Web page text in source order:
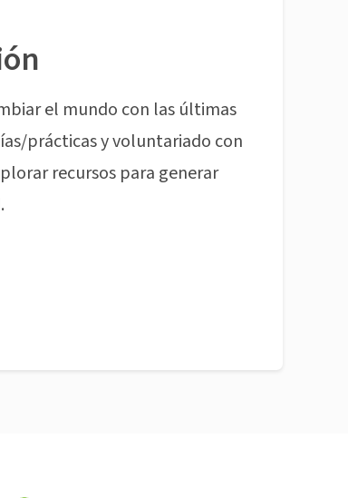
el mundo con las últimas
prácticas y voluntariado con
recursos para generar